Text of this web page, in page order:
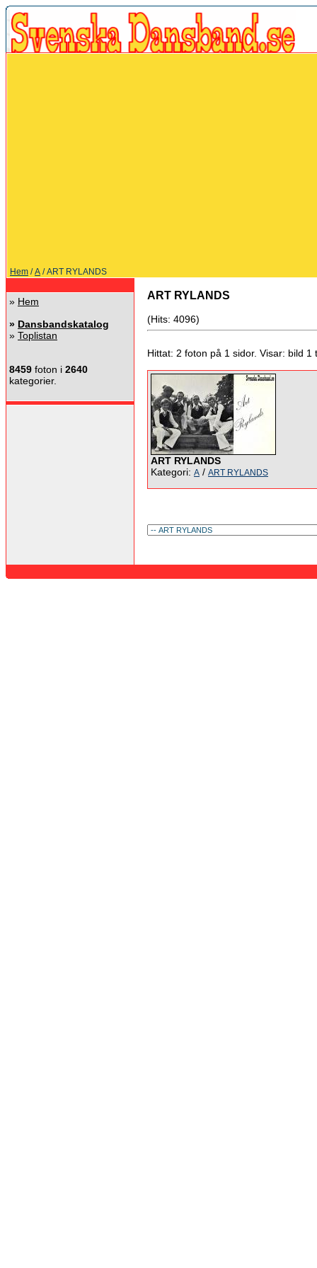
Hem /A / ART RYLANDS
» Hem
» Dansbandskatalog
» Toplistan
8459 foton i 2640
kategorier.
ART RYLANDS
(Hits: 4096)
Hittat: 2 foton på 1 sidor. Visar: bild 1
ART RYLANDS
Kategori: A / ART RYLANDS